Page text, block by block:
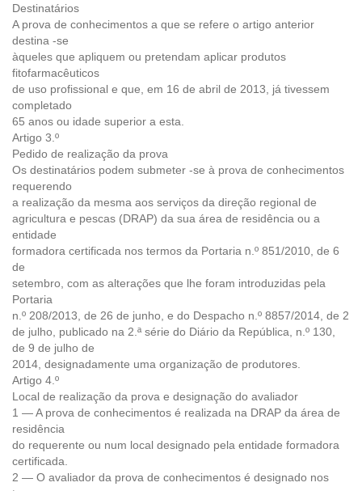
Destinatários
A prova de conhecimentos a que se refere o artigo anterior
destina -se
àqueles que apliquem ou pretendam aplicar produtos
fitofarmacêuticos
de uso profissional e que, em 16 de abril de 2013, já tivessem
completado
65 anos ou idade superior a esta.
Artigo 3.º
Pedido de realização da prova
Os destinatários podem submeter -se à prova de conhecimentos
requerendo
a realização da mesma aos serviços da direção regional de
agricultura e pescas (DRAP) da sua área de residência ou a
entidade
formadora certificada nos termos da Portaria n.º 851/2010, de 6
de
setembro, com as alterações que lhe foram introduzidas pela
Portaria
n.º 208/2013, de 26 de junho, e do Despacho n.º 8857/2014, de 2
de julho, publicado na 2.ª série do Diário da República, n.º 130,
de 9 de julho de
2014, designadamente uma organização de produtores.
Artigo 4.º
Local de realização da prova e designação do avaliador
1 — A prova de conhecimentos é realizada na DRAP da área de
residência
do requerente ou num local designado pela entidade formadora
certificada.
2 — O avaliador da prova de conhecimentos é designado nos